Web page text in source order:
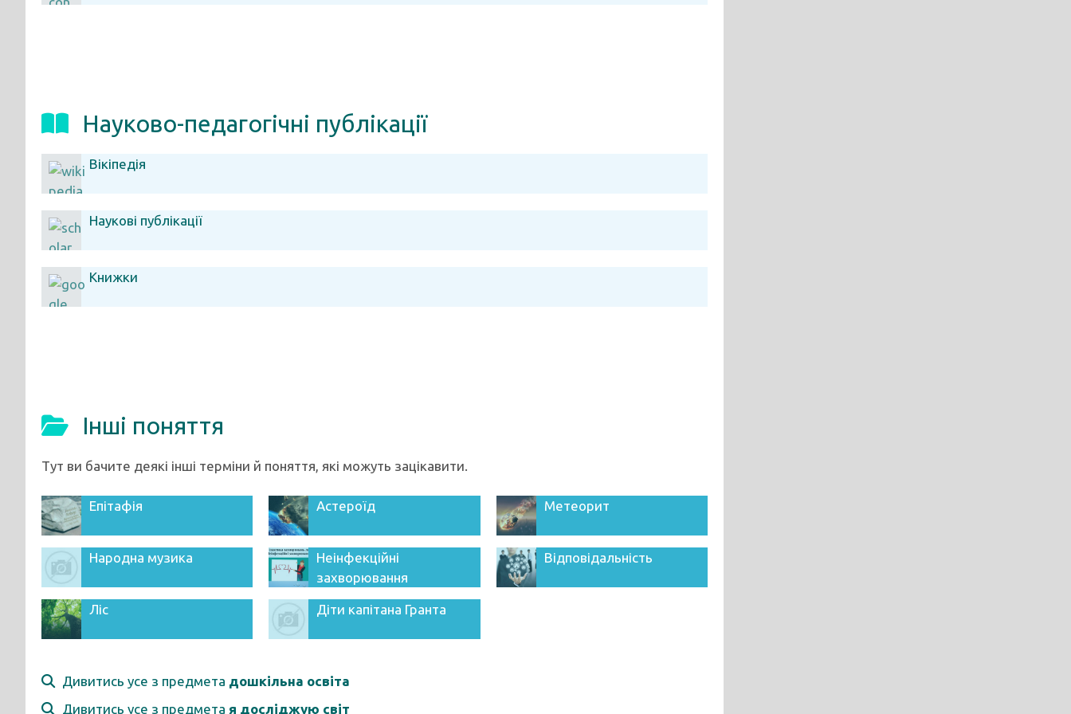
Науково-педагогічні публікації
Вікіпедія
Наукові публікації
Книжки
Інші поняття
Тут ви бачите деякі інші терміни й поняття, які можуть зацікавити.
Епітафія Астероїд Метеорит
Народна музика
Неінфекційні
захворювання
Відповідальність
Ліс Діти капітана Гранта
Дивитись усе з предмета дошкільна освіта
Дивитись усе з предмета я досліджую світ